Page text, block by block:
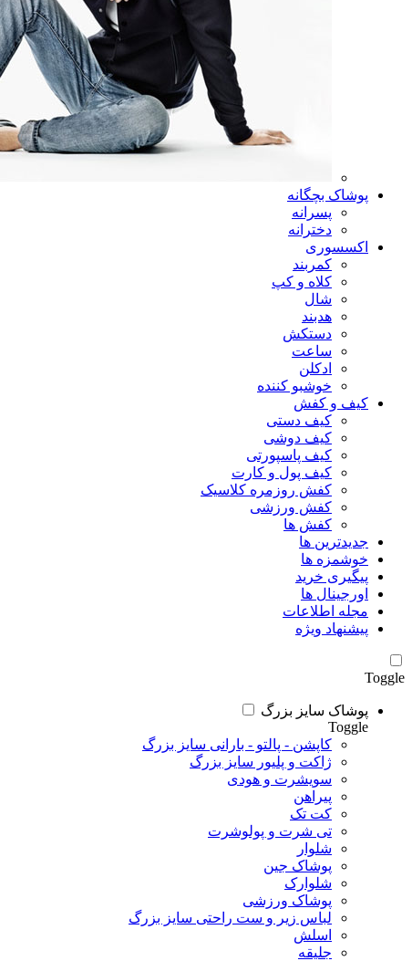
پوشاک بچگانه
پسرانه
دخترانه
اکسسوری
کمربند
کلاه و کپ
شال
هدبند
دستکش
ساعت
ادکلن
خوشبو کننده
کیف و کفش
کیف دستی
کیف دوشی
کیف پاسپورتی
کیف پول و کارت
کفش روزمره کلاسیک
کفش ورزشی
کفش ها
جدیدترین ها
خوشمزه ها
پیگیری خرید
اورجینال ها
مجله اطلاعات
پیشنهاد ویژه
Toggle
پوشاک سایز بزرگ
Toggle
کاپشن - پالتو - بارانی سایز بزرگ
ژاکت و پلیور سایز بزرگ
سویشرت و هودی
پیراهن
کت تک
تی شرت و پولوشرت
شلوار
پوشاک جین
شلوارک
پوشاک ورزشی
لباس زیر و ست راحتی سایز بزرگ
اسلش
جلیقه